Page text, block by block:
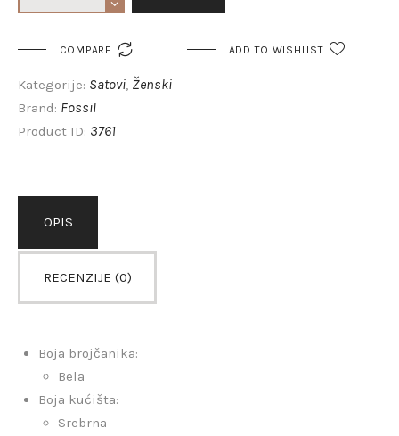
COMPARE  ADD TO WISHLIST
Kategorije: Satovi Ženski
Brand: Fossil
Product ID: 3761
OPIS
RECENZIJE (0)
Boja brojčanika:
Bela
Boja kućišta:
Srebrna